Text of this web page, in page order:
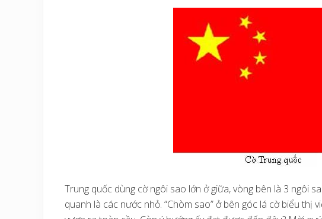
Trung quốc dùng cờ ngôi sao lớn ở giữa, vòng bên là 3 ngôi
quanh là các nước nhỏ. “Chòm sao” ở bên góc lá cờ biểu thị